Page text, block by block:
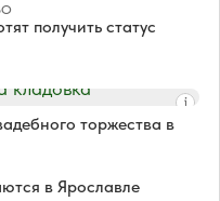
получить статус
торжества в
в Ярославле